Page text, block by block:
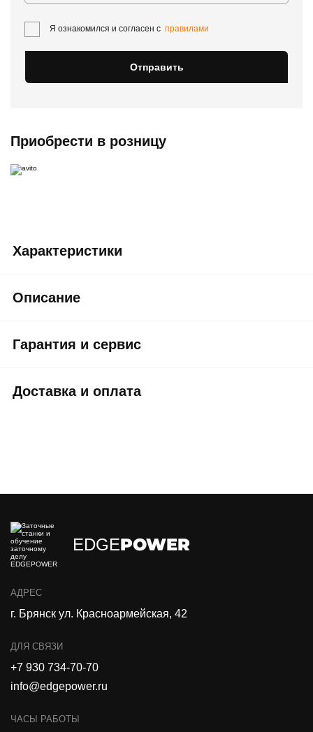
Отправить
Я ознакомился и согласен с правилами
Приобрести в розницу
Характеристики
Описание
Гарантия и сервис
Доставка и оплата
EDGEPOWER
АДРЕС
г. Брянск ул. Красноармейская, 42
ДЛЯ СВЯЗИ
+7 930 734-70-70
info@edgepower.ru
ЧАСЫ РАБОТЫ